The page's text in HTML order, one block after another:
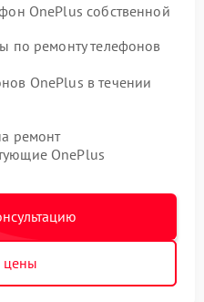
OnePlus собственной
по ремонту телефонов
OnePlus в течении
ремонт
OnePlus